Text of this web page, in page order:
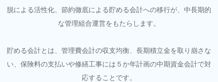
脱による活性化、節約徹底による貯める会計への移行が、中長期的
な管理組合運営をもたらします。
貯める会計とは、管理費会計の収支均衡、長期積立金を取り崩さな
い、保険料の支払いや修繕工事には５か年計画の中期資金会計で対
応することです。